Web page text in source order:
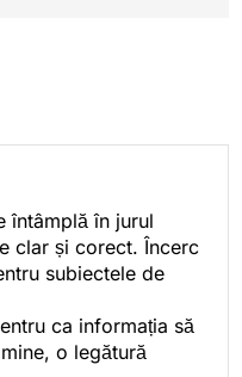
întâmplă în jurul
clar și corect. Încerc
subiectele de
ca informația să
o legătură